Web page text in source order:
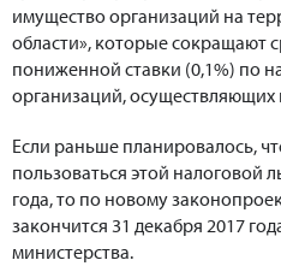
имущество организаций на
области», которые сокращают
пониженной ставки (0,1%) по
организаций, осуществляющих
Если раньше планировалось,
пользоваться этой налоговой
года, то по новому
закончится 31 декабря 2017
министерства.